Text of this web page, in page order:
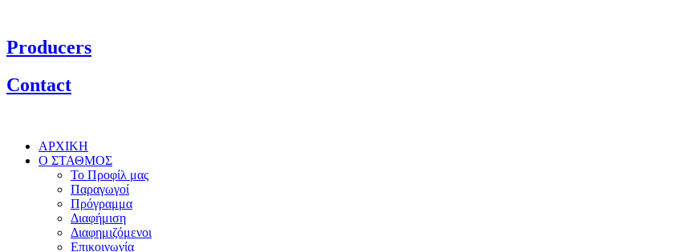
Producers
Contact
ΑΡΧΙΚΗ
Ο ΣΤΑΘΜΟΣ
Το Προφίλ μας
Παραγωγοί
Πρόγραμμα
Διαφήμιση
Διαφημιζόμενοι
Επικοινωνία